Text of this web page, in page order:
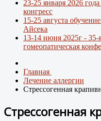
23-25 января 2026
конгресс
15-25 августа
Айсека
13-14 июня 2025г -
гомеопатическая
Главная
Лечение аллергии
Стрессогенная
Стрессогенная